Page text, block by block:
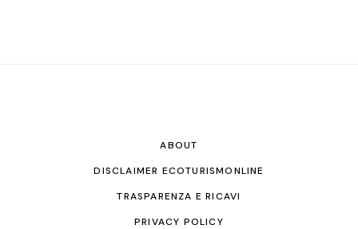
ABOUT
DISCLAIMER ECOTURISMONLINE
TRASPARENZA E RICAVI
PRIVACY POLICY